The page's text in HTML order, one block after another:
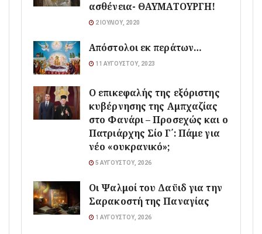
ασθένεια- ΘΑΥΜΑΤΟΥΡΓΗ!
2 ΙΟΥΛΊΟΥ, 2020
Απόστολοι εκ περάτων…
11 ΑΥΓΟΎΣΤΟΥ, 2023
Ο επικεφαλής της εξόριστης
κυβέρνησης της Αμπχαζίας
στο Φανάρι – Προσεχώς και ο
Πατριάρχης Σίο Γ΄: Πάμε για
νέο «ουκρανικό»;
5 ΑΥΓΟΎΣΤΟΥ, 2026
Οι Ψαλμοί του Δαϋιδ για την
Σαρακοστή της Παναγίας
1 ΑΥΓΟΎΣΤΟΥ, 2026